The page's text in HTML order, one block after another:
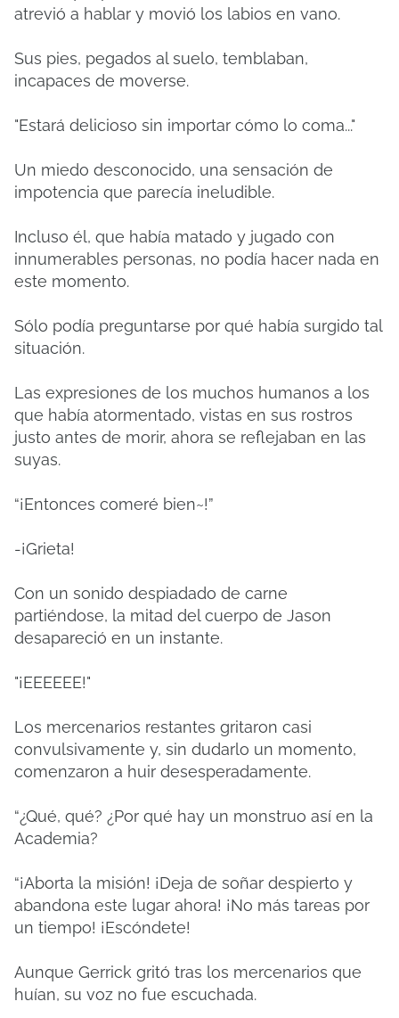
atrevió a hablar y movió los labios en vano.
Sus pies, pegados al suelo, temblaban,
incapaces de moverse.
"Estará delicioso sin importar cómo lo coma..."
Un miedo desconocido, una sensación de
impotencia que parecía ineludible.
Incluso él, que había matado y jugado con
innumerables personas, no podía hacer nada en
este momento.
Sólo podía preguntarse por qué había surgido tal
situación.
Las expresiones de los muchos humanos a los
que había atormentado, vistas en sus rostros
justo antes de morir, ahora se reflejaban en las
suyas.
“¡Entonces comeré bien~!”
-¡Grieta!
Con un sonido despiadado de carne
partiéndose, la mitad del cuerpo de Jason
desapareció en un instante.
"¡EEEEEE!"
Los mercenarios restantes gritaron casi
convulsivamente y, sin dudarlo un momento,
comenzaron a huir desesperadamente.
“¿Qué, qué? ¿Por qué hay un monstruo así en la
Academia?
“¡Aborta la misión! ¡Deja de soñar despierto y
abandona este lugar ahora! ¡No más tareas por
un tiempo! ¡Escóndete!
Aunque Gerrick gritó tras los mercenarios que
huían, su voz no fue escuchada.